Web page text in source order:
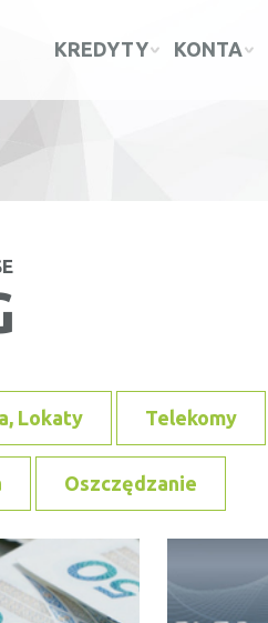
KREDYTY KONTA
Lokaty Telekomy
Oszczędzanie